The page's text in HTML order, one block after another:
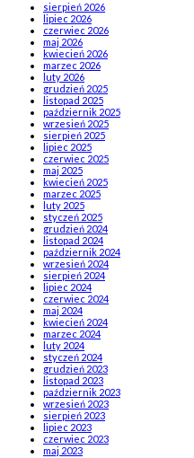
sierpień 2026
lipiec 2026
czerwiec 2026
maj 2026
kwiecień 2026
marzec 2026
luty 2026
grudzień 2025
listopad 2025
październik 2025
wrzesień 2025
sierpień 2025
lipiec 2025
czerwiec 2025
maj 2025
kwiecień 2025
marzec 2025
luty 2025
styczeń 2025
grudzień 2024
listopad 2024
październik 2024
wrzesień 2024
sierpień 2024
lipiec 2024
czerwiec 2024
maj 2024
kwiecień 2024
marzec 2024
luty 2024
styczeń 2024
grudzień 2023
listopad 2023
październik 2023
wrzesień 2023
sierpień 2023
lipiec 2023
czerwiec 2023
maj 2023